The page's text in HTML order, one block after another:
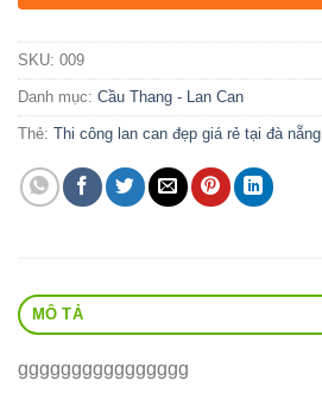
SKU: 009
Danh mục: Cầu Thang - Lan Can
Thẻ: Thi công lan can đẹp giá rẻ tại đà nẵng
MÔ TẢ
gggggggggggggggg